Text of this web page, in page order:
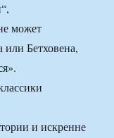
может
Бетховена,
и искренне